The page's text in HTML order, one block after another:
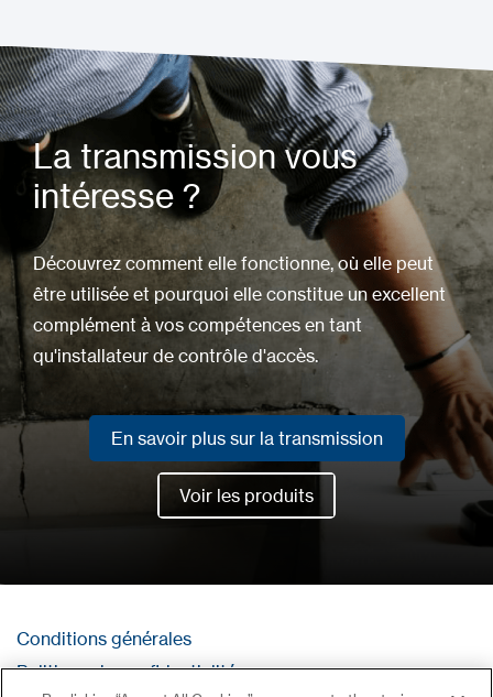
La transmission vous
intéresse ?
Découvrez comment elle fonctionne, où elle peut
être utilisée et pourquoi elle constitue un excellent
complément à vos compétences en tant
qu'installateur de contrôle d'accès.
En savoir plus sur la transmission
En savoir plus sur la transmission
Voir les produits
Conditions générales
Politique de confidentialité